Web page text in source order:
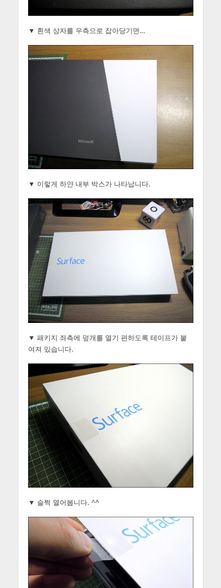
▼ 흰색 상자를 우측으로 잡아당기면…
▼ 이렇게 하얀 내부 박스가 나타납니다.
▼ 패키지 좌측에 덮개를 열기 편하도록 테이프가 붙
여져 있습니다.
▼ 슬쩍 열어봅니다. ^^